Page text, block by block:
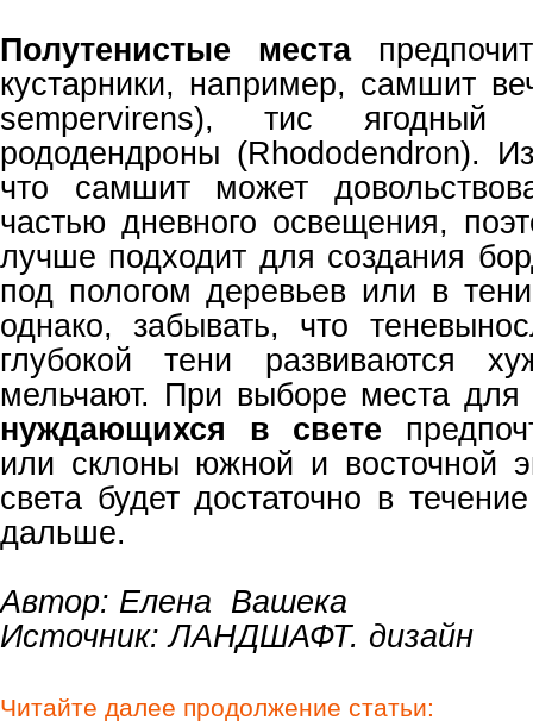
Полутенистые места
кустарники, например, самшит
sempervirens), тис ягодный
рододендроны (Rhododendron).
что самшит может
частью дневного освещения,
лучше подходит для создания
под пологом деревьев или в
однако, забывать, что
глубокой тени развиваются
мельчают. При выборе места
нуждающихся в свете
или склоны южной и восточной
света будет достаточно в
дальше.
Автор: Елена Вашека
Источник: ЛАНДШАФТ. дизайн
Читайте далее продолжение статьи: